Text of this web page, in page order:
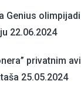
Genius
22.06.2024
privatnim
25.05.2024